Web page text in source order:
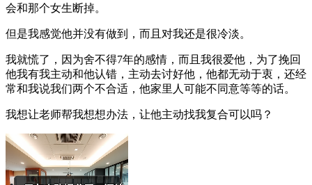
会和那个女生断掉。
但是我感觉他并没有做到，而且对我还是很冷淡。
我就慌了，因为舍不得7年的感情，而且我很爱他，为了挽回
他我有我主动和他认错，主动去讨好他，他都无动于衷，还经
常和我说我们两个不合适，他家里人可能不同意等等的话。
我想让老师帮我想想办法，让他主动找我复合可以吗？